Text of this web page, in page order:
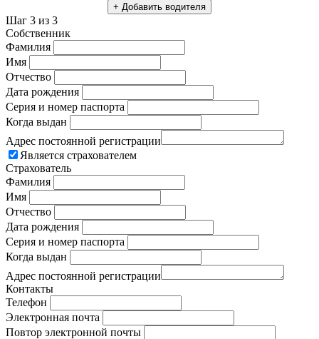
+ Добавить водителя
Шаг 3 из 3
Собственник
Фамилия
Имя
Отчество
Дата рождения
Серия и номер паспорта
Когда выдан
Адрес постоянной регистрации
Является страхователем
Страхователь
Фамилия
Имя
Отчество
Дата рождения
Серия и номер паспорта
Когда выдан
Адрес постоянной регистрации
Контакты
Телефон
Электронная почта
Повтор электронной почты